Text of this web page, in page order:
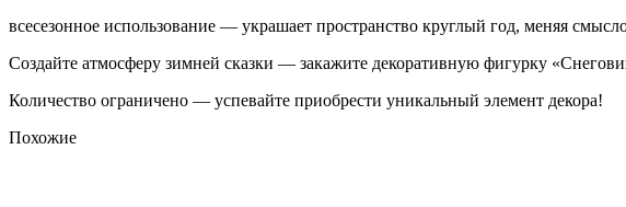
всесезонное использование — украшает пространство круглый год, меняя
Создайте атмосферу зимней сказки — закажите декоративную фигурку
Количество ограничено — успевайте приобрести уникальный элемент декора!
Похожие